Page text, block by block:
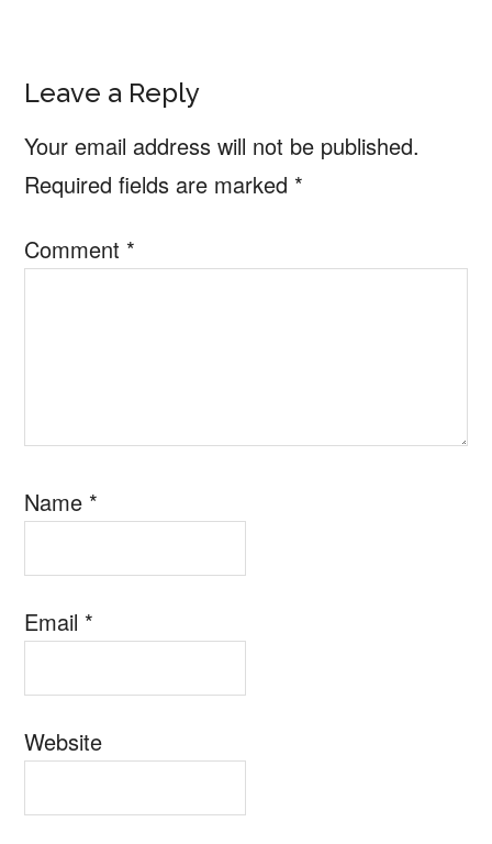
Reader
Interactions
Leave a Reply
Your email address will not be published.
Required fields are marked *
Comment *
Name *
Email *
Website